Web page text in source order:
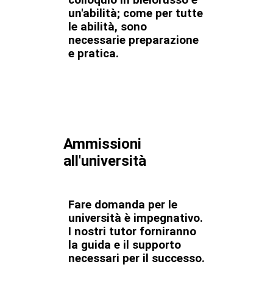
un'abilità; come per tutte
le abilità, sono
necessarie preparazione
e pratica.
Ammissioni
all'università
Fare domanda per le
università è impegnativo.
I nostri tutor forniranno
la guida e il supporto
necessari per il successo.